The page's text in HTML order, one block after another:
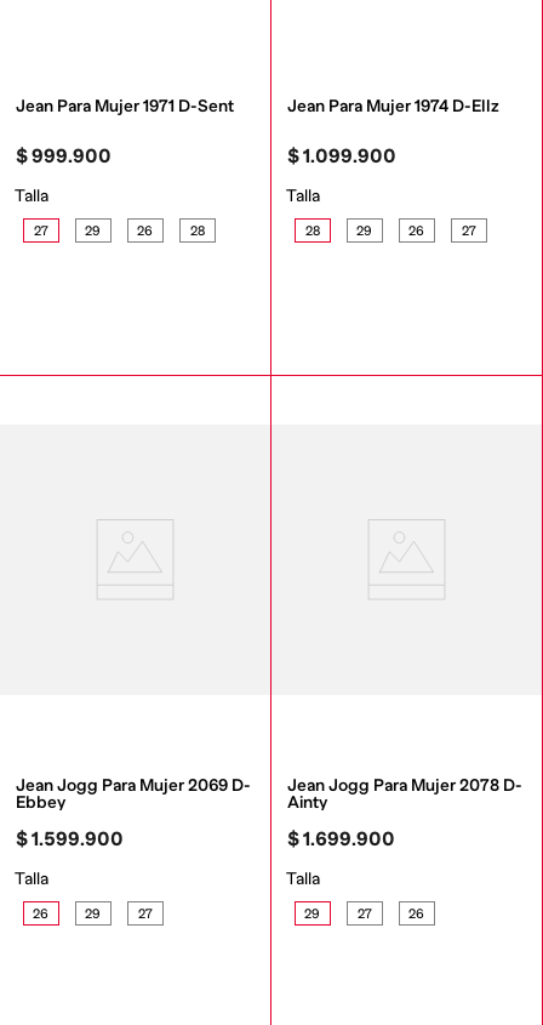
Jean Para Mujer 1971 D-Sent
$999.900
Talla
27 29 26 28
Jean Para Mujer 1974 D-Ellz
$1.099.900
Talla
28 29 26 27
Jean Jogg Para Mujer 2069 D-
Ebbey
$1.599.900
Talla
26 29 27
Jean Jogg Para Mujer 2078 D-
Ainty
$1.699.900
Talla
29 27 26